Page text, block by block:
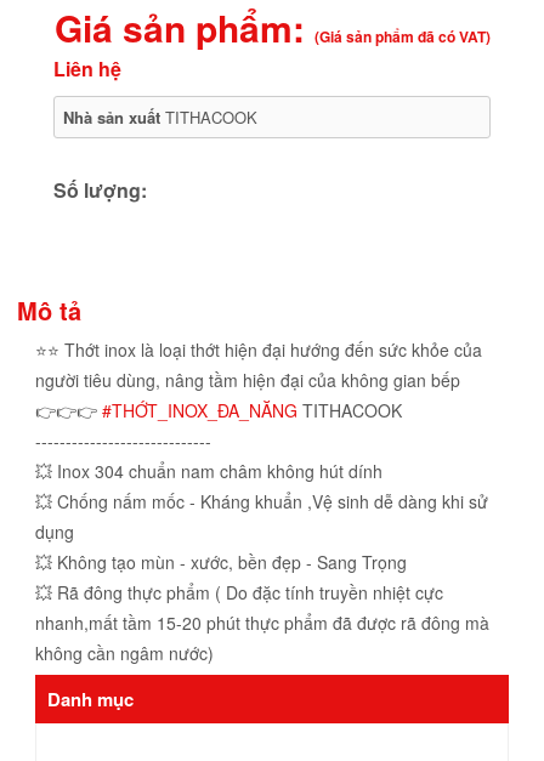
Giá sản phẩm: (Giá sản phẩm đã có VAT)
Liên hệ
Nhà sản xuất TITHACOOK
Số lượng:
Mô tả
⭐️⭐️ Thớt inox là loại thớt hiện đại hướng đến sức khỏe của
người tiêu dùng, nâng tầm hiện đại của không gian bếp
👉👉👉 #THỚT_INOX_ĐA_NĂNG TITHACOOK
-----------------------------
💥 Inox 304 chuẩn nam châm không hút dính
💥 Chống nấm mốc - Kháng khuẩn ,Vệ sinh dễ dàng khi sử
dụng
💥 Không tạo mùn - xước, bền đẹp - Sang Trọng
💥 Rã đông thực phẩm ( Do đặc tính truyền nhiệt cực
nhanh,mất tầm 15-20 phút thực phẩm đã được rã đông mà
không cần ngâm nước)
Danh mục